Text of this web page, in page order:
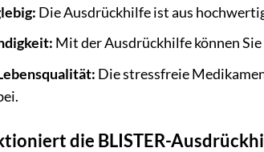
Die Ausdrückhilfe ist aus
Mit der Ausdrückhilfe können
Die stressfreie
die BLISTER-